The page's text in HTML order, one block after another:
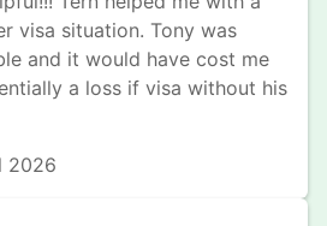
visa situation. Tony was
and it would have cost me
a loss if visa without his
2026